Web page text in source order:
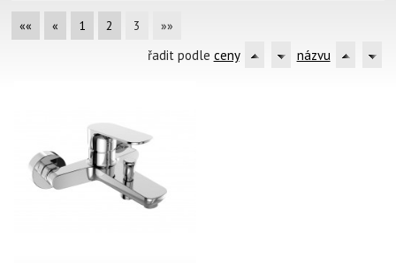
«« « 1 2 3 »»
řadit podle ceny názvu